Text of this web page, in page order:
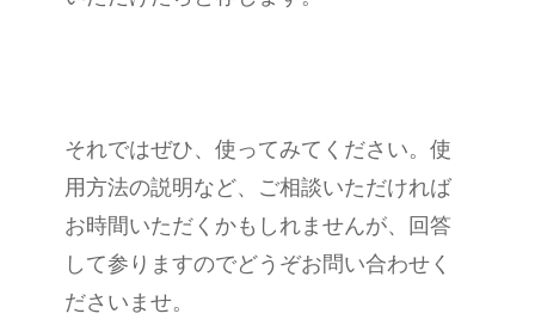
それではぜひ、使ってみてください。使
用方法の説明など、ご相談いただければ
お時間いただくかもしれませんが、回答
して参りますのでどうぞお問い合わせく
ださいませ。